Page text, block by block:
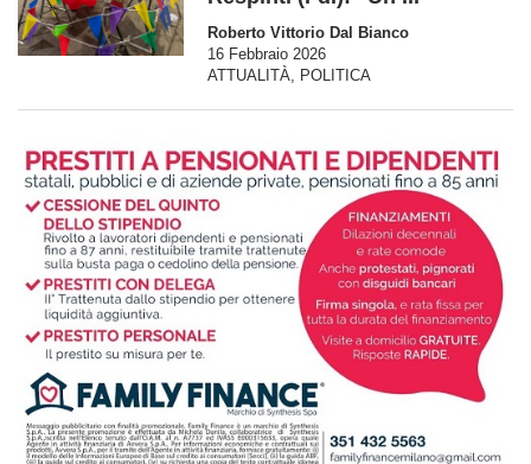
Roberto Vittorio Dal Bianco
16 Febbraio 2026
ATTUALITÀ
POLITICA